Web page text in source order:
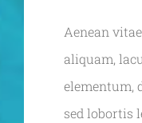
Aenean
aliquam,
elementum,
sed lobortis